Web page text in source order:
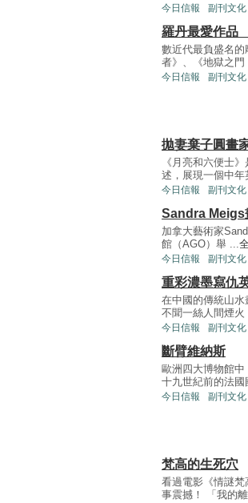
今日信報 副刊文化
羅丹最愛作品
數近代最負盛名
者》、《地獄之門
今日信報 副刊文化
拋妻棄子圓畫
《月亮和六便士
述，展現一個中
今日信報 副刊文化
Sandra Meigs
加拿大藝術家
館（AGO）舉 ...
今日信報 副刊文化
重彩濃墨寫仇
在中國的傳統山
不聞一絲人間煙
今日信報 副刊文化
斷臂維納斯
歐洲四大博物館中
十九世紀前的法
今日信報 副刊文化
梵高的生死穴
看過電影《情謎
事震撼！ 「我的